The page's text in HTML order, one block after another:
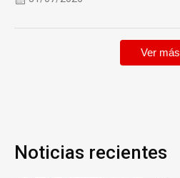
Ver más
Noticias recientes